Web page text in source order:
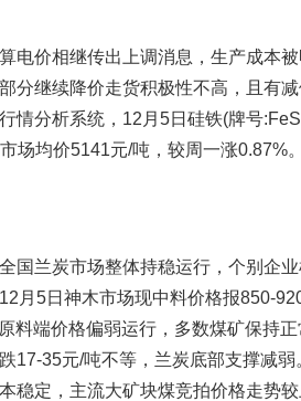
电价相继传出上调消息，生产成本
分继续降价走货积极性不高，且有
情分析系统，12月5日硅铁(牌号
场均价5141元/吨，较周一涨0.87%
国兰炭市场整体持稳运行，个别企
月5日神木市场现中料价格报850-
料端价格偏弱运行，多数煤矿保持
17-35元/吨不等，兰炭底部支撑减
稳定，主流大矿块煤竞拍价格走势